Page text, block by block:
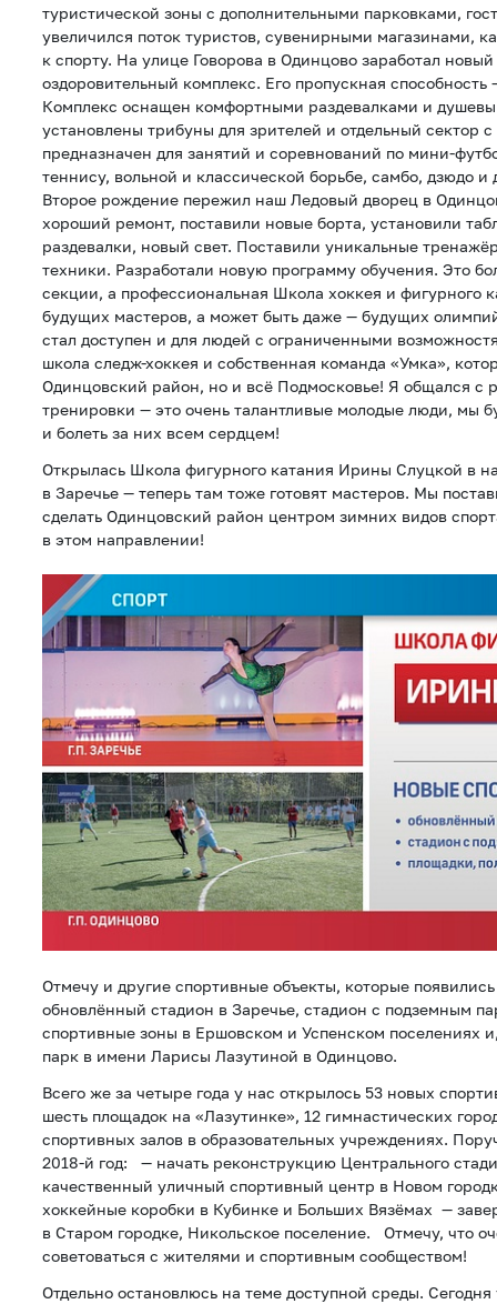
туристической зоны с дополнительными парковками,
увеличился поток туристов, сувенирными магазинами,
к спорту. На улице Говорова в Одинцово заработал
оздоровительный комплекс. Его пропускная способность
Комплекс оснащен комфортными раздевалками и
установлены трибуны для зрителей и отдельный сектор
предназначен для занятий и соревнований по мини-
теннису, вольной и классической борьбе, самбо, дзюдо и
Второе рождение пережил наш Ледовый дворец в
хороший ремонт, поставили новые борта, установили
раздевалки, новый свет. Поставили уникальные
техники. Разработали новую программу обучения. Это
секции, а профессиональная Школа хоккея и фигурного
будущих мастеров, а может быть даже — будущих
стал доступен и для людей с ограниченными
школа следж-хоккея и собственная команда «Умка»,
Одинцовский район, но и всё Подмосковье! Я общался с
тренировки — это очень талантливые молодые люди, мы
и болеть за них всем сердцем!
Открылась Школа фигурного катания Ирины Слуцкой в
в Заречье — теперь там тоже готовят мастеров. Мы
сделать Одинцовский район центром зимних видов
в этом направлении!
Отмечу и другие спортивные объекты, которые
обновлённый стадион в Заречье, стадион с подземным
спортивные зоны в Ершовском и Успенском поселениях
парк в имени Ларисы Лазутиной в Одинцово.
Всего же за четыре года у нас открылось 53 новых
шесть площадок на «Лазутинке», 12 гимнастических
спортивных залов в образовательных учреждениях.
2018-й год: — начать реконструкцию Центрального
качественный уличный спортивный центр в Новом
хоккейные коробки в Кубинке и Больших Вязёмах —
в Старом городке, Никольское поселение. Отмечу, что
советоваться с жителями и спортивным сообществом!
Отдельно остановлюсь на теме доступной среды. Сегодня